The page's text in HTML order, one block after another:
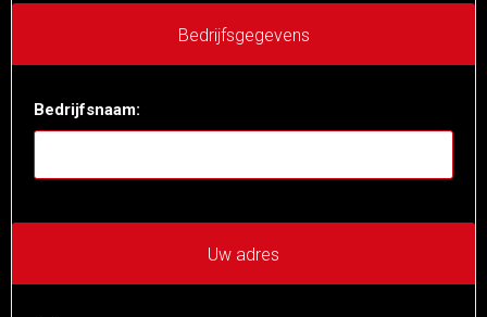
Bedrijfsgegevens
Bedrijfsnaam:
Uw adres